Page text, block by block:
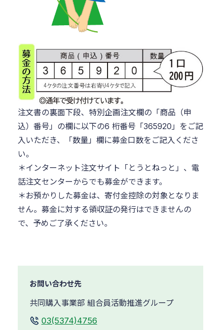
注文書の裏面下段、特別企画注文欄の「商品（申
込）番号」の欄に以下の6 桁番号「365920」をご記
入いただき、「数量」欄に募金口数をご記入くださ
い。
＊インターネット注文サイト「とうとねっと」、電
話注文センターからでも募金ができます。
＊お預かりした募金は、寄付金控除の対象となりま
せん。募金に対する領収証の発行はできませんの
で、予めご了承ください。
お問い合わせ先
共同購入事業部 組合員活動推進グループ
03(5374)4756